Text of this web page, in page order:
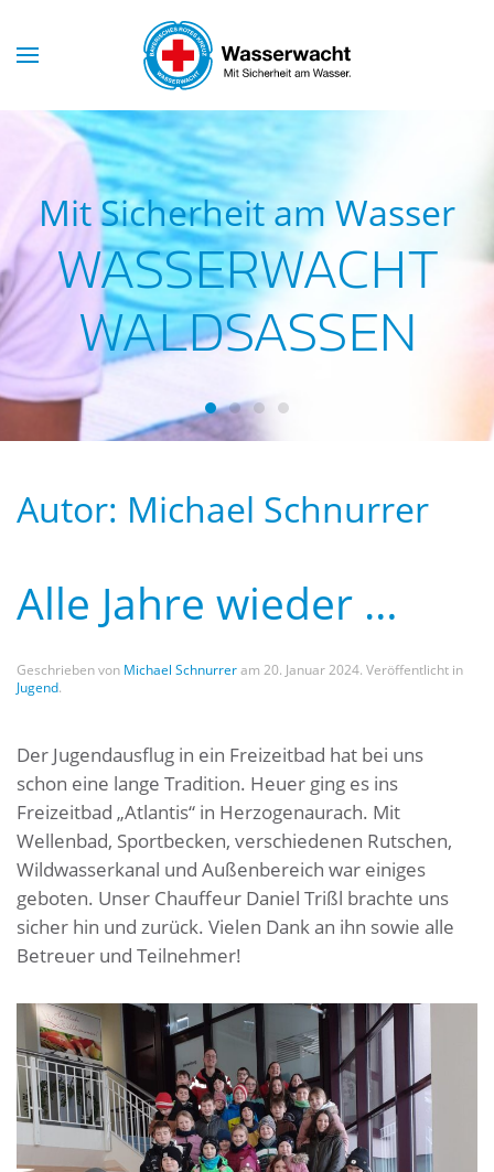
Skip to main content
Mit Sicherheit am Wasser
WASSERWACHT
WALDSASSEN
Wasserwacht Waldsassen
Wasserwacht Waldsassen
Wasserwacht Waldsassen
Autor: Michael Schnurrer
Alle Jahre wieder …
Geschrieben von Michael Schnurreram 20. Januar 2024. Veröffentlicht in
Jugend.
Der Jugendausflug in ein Freizeitbad hat bei uns
schon eine lange Tradition. Heuer ging es ins
Freizeitbad „Atlantis“ in Herzogenaurach. Mit
Wellenbad, Sportbecken, verschiedenen Rutschen,
Wildwasserkanal und Außenbereich war einiges
geboten. Unser Chauffeur Daniel Trißl brachte uns
sicher hin und zurück. Vielen Dank an ihn sowie alle
Betreuer und Teilnehmer!